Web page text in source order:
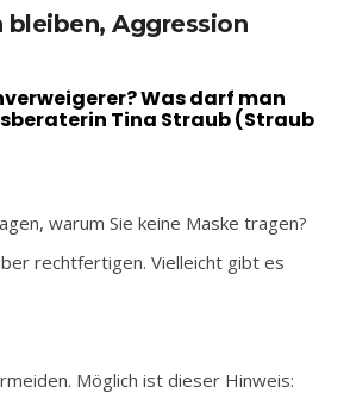
Aggression
Was darf man
Tina Straub (Straub
warum Sie keine Maske tragen?
rechtfertigen. Vielleicht gibt es
Möglich ist dieser Hinweis: